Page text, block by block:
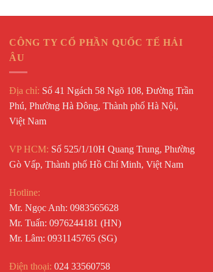
CÔNG TY CỔ PHẦN QUỐC TẾ HẢI
ÂU
Địa chỉ: Số 41 Ngách 58 Ngõ 108, Đường Trần
Phú, Phường Hà Đông, Thành phố Hà Nội,
Việt Nam
VP HCM: Số 525/1/10H Quang Trung, Phường
Gò Vấp, Thành phố Hồ Chí Minh, Việt Nam
Hotline:
Mr. Ngọc Anh: 0983565628
Mr. Tuấn: 0976244181 (HN)
Mr. Lâm: 0931145765 (SG)
Điện thoại: 024 33560758